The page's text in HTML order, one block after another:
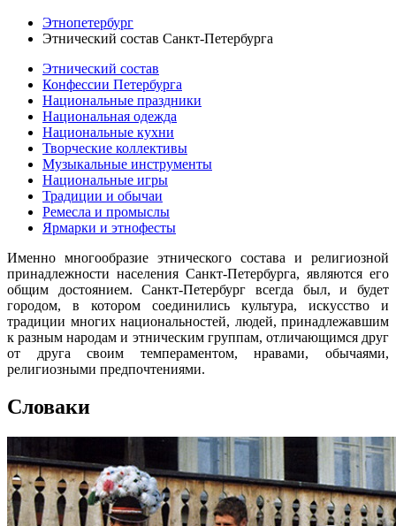
Этнопетербург
Этнический состав Санкт-Петербурга
Этнический состав
Конфессии Петербурга
Национальные праздники
Национальная одежда
Национальные кухни
Творческие коллективы
Музыкальные инструменты
Национальные игры
Традиции и обычаи
Ремесла и промыслы
Ярмарки и этнофесты
Именно многообразие этнического состава и религиозной
принадлежности населения Санкт-Петербурга, являются его
общим достоянием. Санкт-Петербург всегда был, и будет
городом, в котором соединились культура, искусство и
традиции многих национальностей, людей, принадлежавшим
к разным народам и этническим группам, отличающимся друг
от друга своим темпераментом, нравами, обычаями,
религиозными предпочтениями.
Словаки